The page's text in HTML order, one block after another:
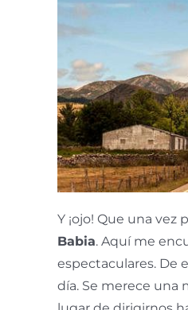
Y ¡ojo! Que una
Babia. Aquí me
espectaculares. De
día. Se merece una